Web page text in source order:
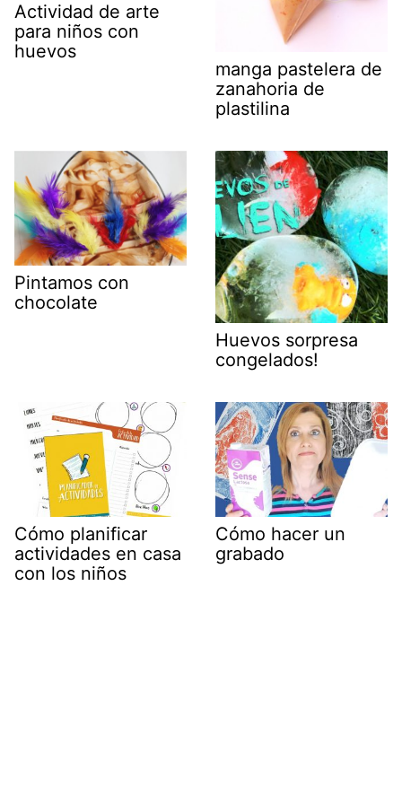
Actividad de arte
para niños con
huevos
manga pastelera de
zanahoria de
plastilina
Pintamos con
chocolate
Huevos sorpresa
congelados!
Cómo planificar
actividades en casa
con los niños
Cómo hacer un
grabado